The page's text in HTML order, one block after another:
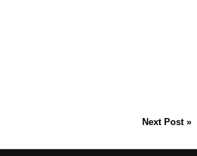
Next Post »